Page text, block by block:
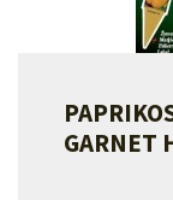
GARNET